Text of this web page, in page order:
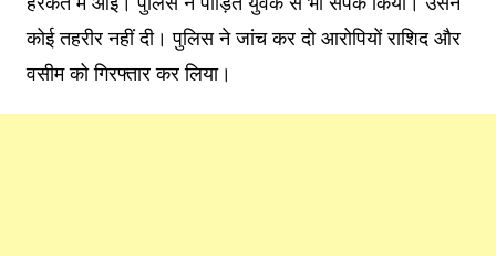
कोई तहरीर नहीं दी। पुलिस ने जांच कर दो आरोपियों राशिद और
वसीम को गिरफ्तार कर लिया।